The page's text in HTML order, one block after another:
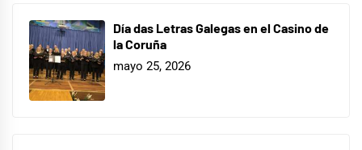
Día das Letras Galegas en el Casino de
la Coruña
mayo 25, 2026